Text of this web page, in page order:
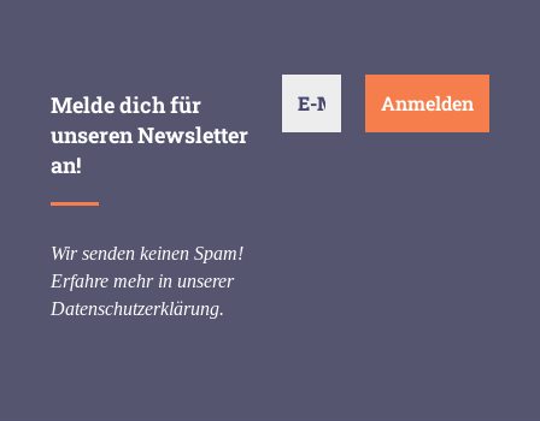
Melde dich für
unseren Newsletter
an!
Wir senden keinen Spam!
Erfahre mehr in unserer
Datenschutzerklärung.